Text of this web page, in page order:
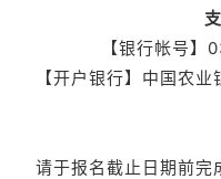
【银行帐号
【开户银行】中国农
请于报名截止日期前完